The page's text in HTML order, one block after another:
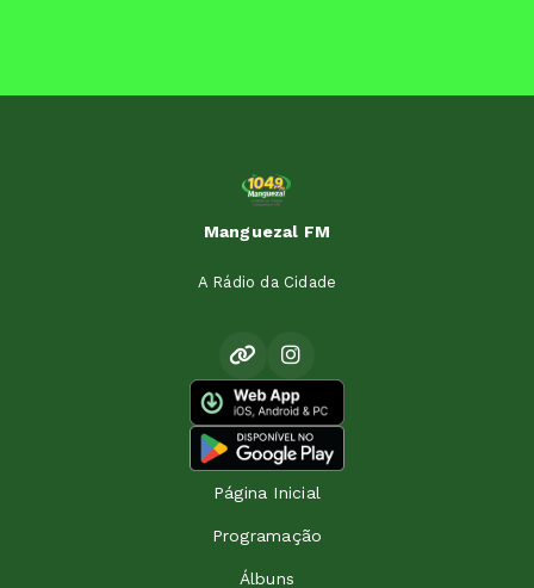
Manguezal FM
A Rádio da Cidade
Página Inicial
Programação
Álbuns